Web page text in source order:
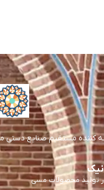
مستقیم صنایع دستی
تولید محصولات مسی